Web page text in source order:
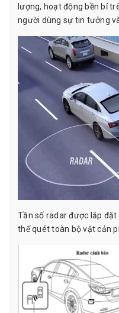
lượng, hoạt động bền bỉ
người dùng sự tin tưởng
Tần số radar được lắp đặt
thể quét toàn bộ vật cản